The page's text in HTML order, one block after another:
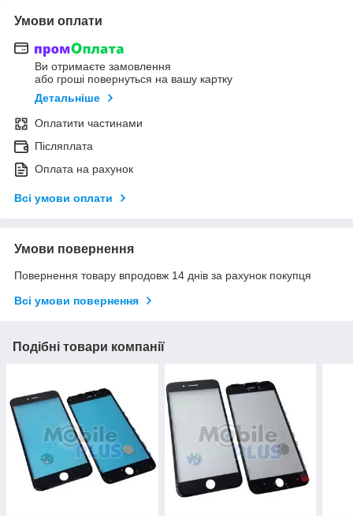
Умови оплати
Ви отримаєте замовлення
або гроші повернуться на вашу картку
Детальніше
Оплатити частинами
Післяплата
Оплата на рахунок
Всі умови оплати
Умови повернення
Повернення товару впродовж 14 днів за рахунок покупця
Всі умови повернення
Подібні товари компанії